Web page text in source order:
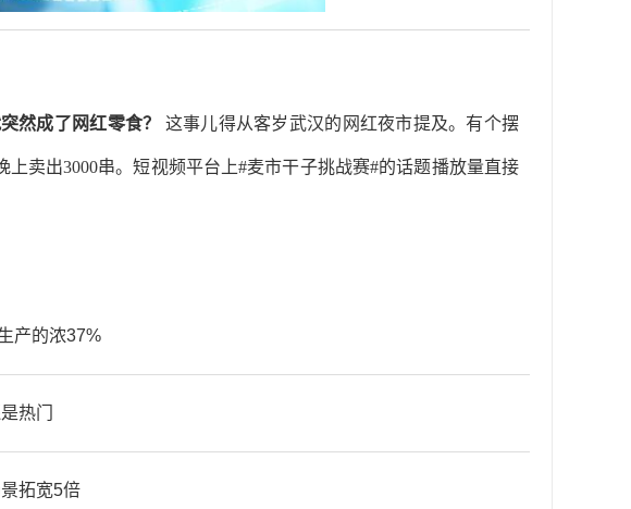
然成了网红零食？ 这事儿得从客岁武汉的网红夜市提及。有个摆
卖出3000串。短视频平台上#麦市干子挑战赛#的话题播放量直接
产的浓37%
热门
拓宽5倍